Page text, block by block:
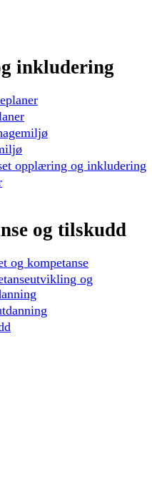
inkludering
opplæring og inkludering
og tilskudd
og kompetanse
og